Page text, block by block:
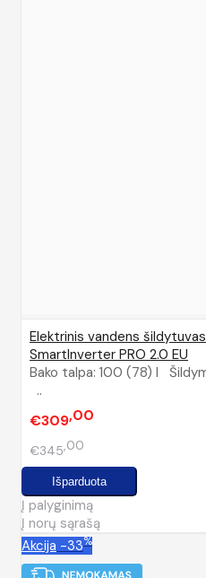
Elektrinis vandens
SmartInverter PRO 2.0 EU
Bako talpa: 100 (78) l
..
€309 00
€345 00
Į palyginimą
Į norų sąrašą
Akcija -33%